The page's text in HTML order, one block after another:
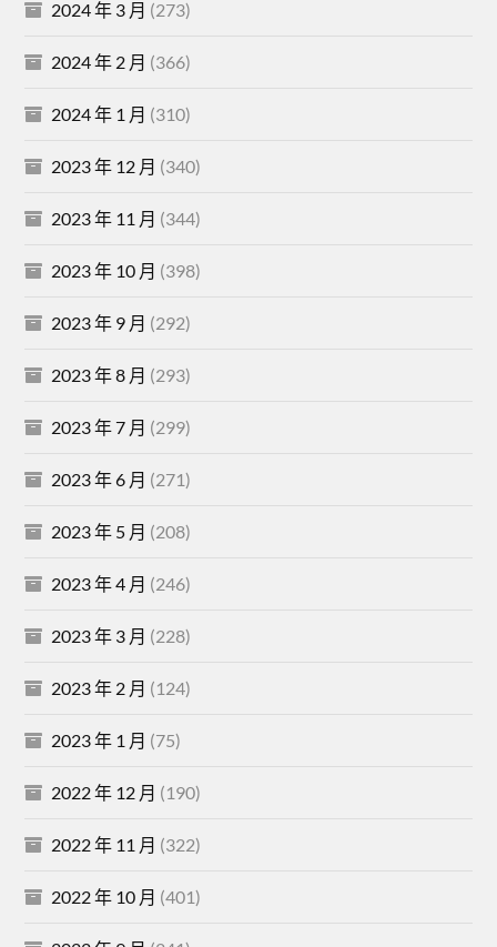
2024 年 3 月 (273)
2024 年 2 月 (366)
2024 年 1 月 (310)
2023 年 12 月 (340)
2023 年 11 月 (344)
2023 年 10 月 (398)
2023 年 9 月 (292)
2023 年 8 月 (293)
2023 年 7 月 (299)
2023 年 6 月 (271)
2023 年 5 月 (208)
2023 年 4 月 (246)
2023 年 3 月 (228)
2023 年 2 月 (124)
2023 年 1 月 (75)
2022 年 12 月 (190)
2022 年 11 月 (322)
2022 年 10 月 (401)